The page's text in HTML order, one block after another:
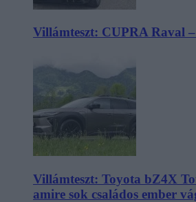
Villámteszt: CUPRA Raval –
Villámteszt: Toyota bZ4X
amire sok családos ember